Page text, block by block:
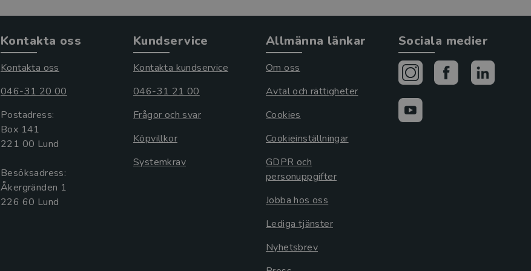
Kontakta oss
Kontakta oss
046-31 20 00
Postadress:
Box 141
221 00 Lund
Besöksadress:
Åkergränden 1
Kundservice
Kontakta kundservice
046-31 21 00
Frågor och svar
Köpvillkor
Systemkrav
Allmänna länkar
Om oss
Avtal och rättigheter
Cookies
Cookieinställningar
GDPR och
personuppgifter
Jobba hos oss
Lediga tjänster
Nyhetsbrev
Sociala medier